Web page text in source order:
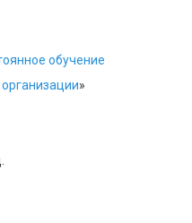
обучение
»